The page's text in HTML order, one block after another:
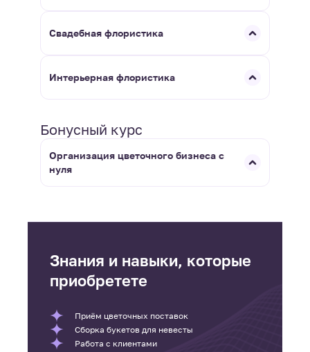
Свадебная флористика
Интерьерная флористика
Бонусный курс
Организация цветочного бизнеса с
нуля
Знания и навыки, которые
приобретете
Приём цветочных поставок
Сборка букетов для невесты
Работа с клиентами